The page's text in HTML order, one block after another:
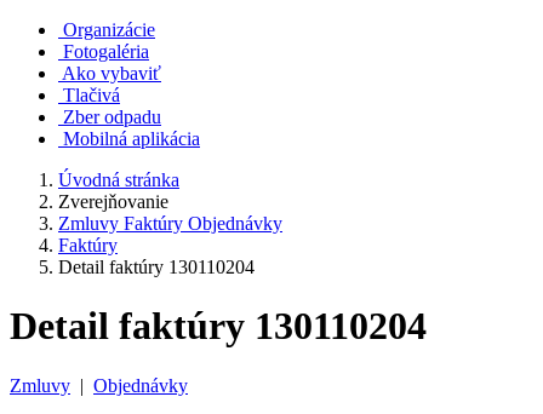
Organizácie
Fotogaléria
Ako vybaviť
Tlačivá
Zber odpadu
Mobilná aplikácia
Úvodná stránka
Zverejňovanie
Zmluvy Faktúry Objednávky
Faktúry
Detail faktúry 130110204
Detail faktúry 130110204
Zmluvy | Objednávky